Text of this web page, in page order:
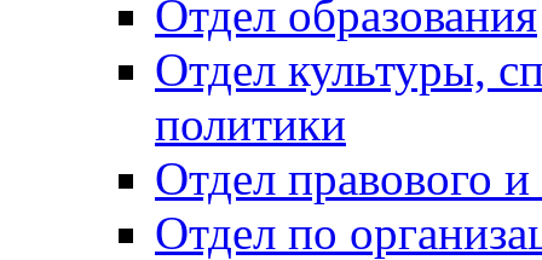
Отдел образования
Отдел культуры,
политики
Отдел правового
Отдел по